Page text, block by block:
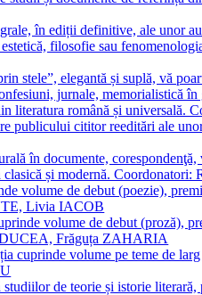
în ediții definitive, ale
filosofie sau
stele”, elegantă și suplă, vă
jurnale, memorialistică
literatura română și
publicului cititor reeditări ale
în documente,
clasică și modernă.
volume de debut (poezie),
Livia IACOB
volume de debut (proză),
Frăguța ZAHARIA
cuprinde volume pe teme de
studiilor de teorie și istorie